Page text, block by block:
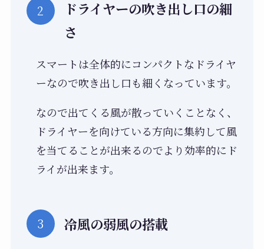
ドライヤーの吹き出し口の細
さ
スマートは全体的にコンパクトなドライヤ
ーなので吹き出し口も細くなっています。
なので出てくる風が散っていくことなく、
ドライヤーを向けている方向に集約して風
を当てることが出来るのでより効率的にド
ライが出来ます。
冷風の弱風の搭載